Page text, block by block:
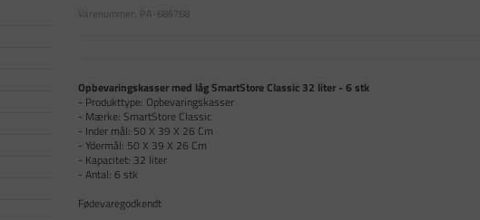
Varenummer: PA-686768
Opbevaringskasser med låg SmartStore Classic 32 liter - 6 stk
- Produkttype: Opbevaringskasser
- Mærke: SmartStore Classic
- Inder mål: 50 X 39 X 26 Cm
- Ydermål: 50 X 39 X 26 Cm
- Kapacitet: 32 liter
- Antal: 6 stk
Fødevaregodkendt